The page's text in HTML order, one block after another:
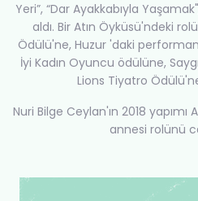
Yeri”, “Dar Ayakkabıyla
aldı. Bir Atın Öyküsü'ndeki
Ödülü'ne, Huzur 'daki
İyi Kadın Oyuncu ödülüne,
Lions Tiyatro
Nuri Bilge Ceylan'ın 2018
annesi rolünü